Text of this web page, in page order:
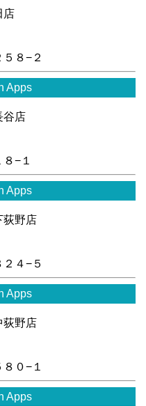
店
８−２
Apps
谷店
−１
Apps
荻野店
４−５
Apps
荻野店
０−１
Apps